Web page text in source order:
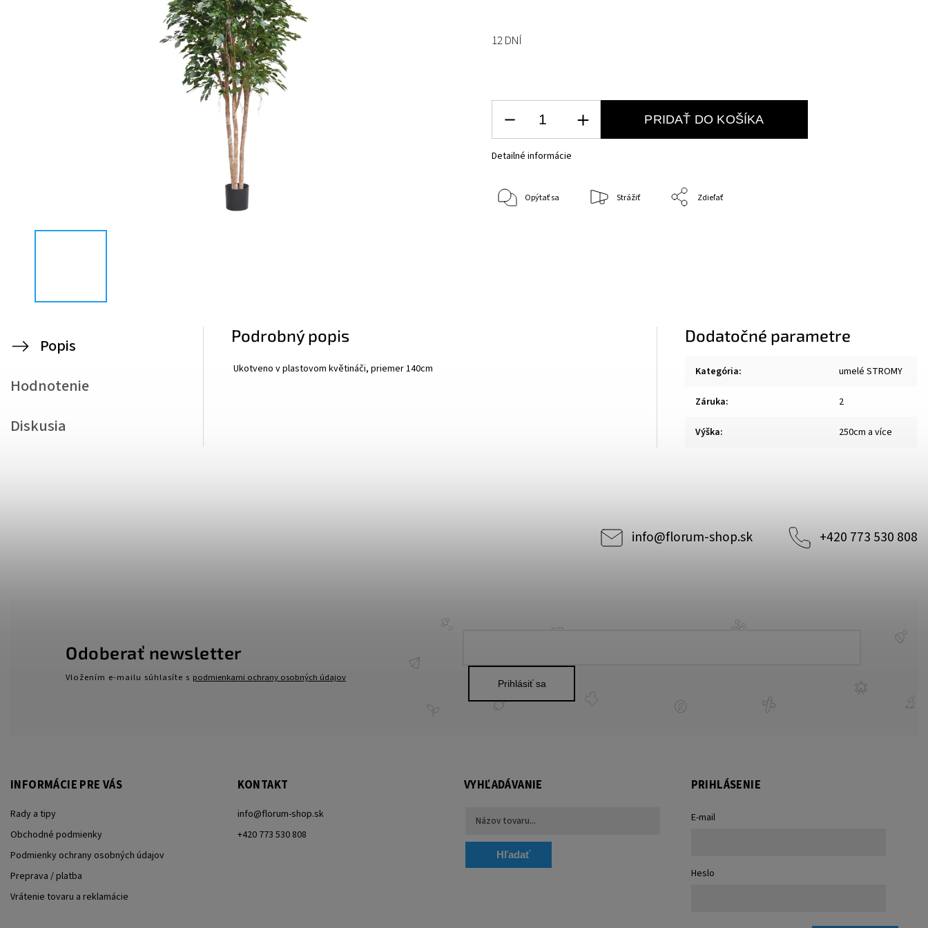
12 DNÍ
PRIDAŤ DO KOŠÍKA
Detailné informácie
Opýtať sa Strážiť Zdieľať
Popis
Hodnotenie
Diskusia
Podrobný popis
Ukotveno v plastovom květináči, priemer 140cm
Dodatočné parametre
Kategória: umelé STROMY
Záruka: 2
Výška: 250cm a více
info@florum-shop.sk +420 773 530 808
Odoberať newsletter
Vložením e-mailu súhlasíte s podmienkami ochrany osobných údajov
Prihlásiť sa
INFORMÁCIE PRE VÁS
Rady a tipy
Obchodné podmienky
Podmienky ochrany osobných údajov
Preprava / platba
Vrátenie tovaru a reklamácie
KONTAKT
info@florum-shop.sk
+420 773 530 808
VYHĽADÁVANIE
Hľadať
PRIHLÁSENIE
E-mail
Heslo